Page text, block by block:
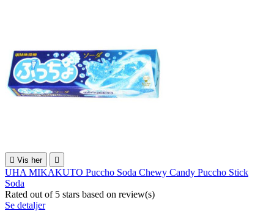
 Vis her 
UHA MIKAKUTO Puccho Soda Chewy Candy Puccho Stick
Soda
Rated out of 5 stars based on review(s)
Se detaljer